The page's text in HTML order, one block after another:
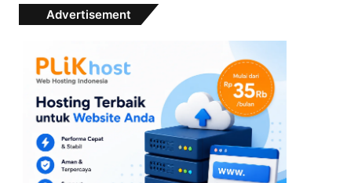
Advertisement